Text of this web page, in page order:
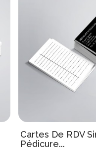
Cartes De RDV
Pédicure...